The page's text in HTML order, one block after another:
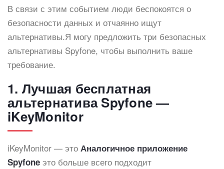
В связи с этим событием люди беспокоятся о
безопасности данных и отчаянно ищут
альтернативы.Я могу предложить три безопасных
альтернативы Spyfone, чтобы выполнить ваше
требование.
1. Лучшая бесплатная
альтернатива Spyfone —
iKeyMonitor
iKeyMonitor — это Аналогичное приложение
Spyfone это больше всего подходит